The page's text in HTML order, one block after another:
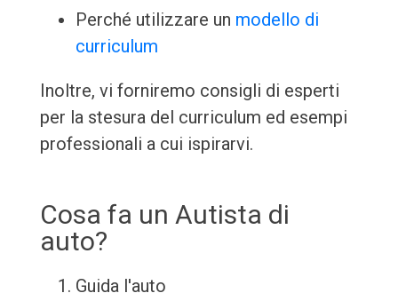
Perché utilizzare un modello di
curriculum
Inoltre, vi forniremo consigli di esperti
per la stesura del curriculum ed esempi
professionali a cui ispirarvi.
Cosa fa un Autista di
auto?
Guida l'auto